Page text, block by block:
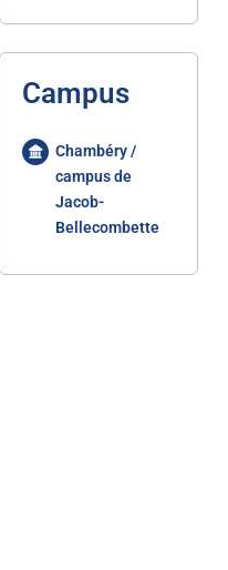
Campus
Chambéry /
campus de
Jacob-
Bellecombette